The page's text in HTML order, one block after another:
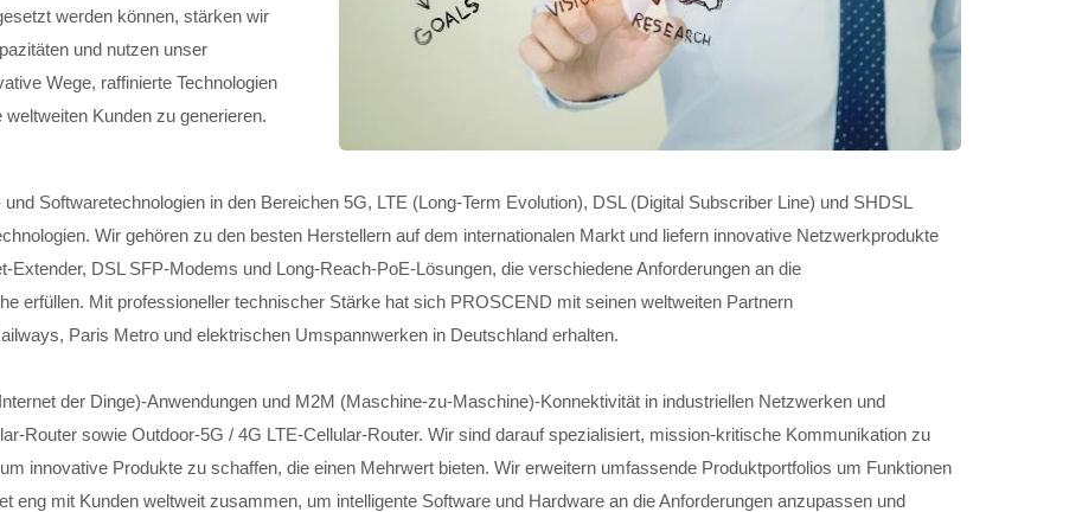
werden können, stärken wir
und nutzen unser
Wege, raffinierte Technologien
Kunden zu generieren.
Softwaretechnologien in den Bereichen 5G, LTE (Long-Term Evolution), DSL (Digital Subscriber Line) und SHDSL
Wir gehören zu den besten Herstellern auf dem internationalen Markt und liefern innovative Netzwerkprodukte
Extender, DSL SFP-Modems und Long-Reach-PoE-Lösungen, die verschiedene Anforderungen an die
erfüllen. Mit professioneller technischer Stärke hat sich PROSCEND mit seinen weltweiten Partnern
Paris Metro und elektrischen Umspannwerken in Deutschland erhalten.
der Dinge)-Anwendungen und M2M (Maschine-zu-Maschine)-Konnektivität in industriellen Netzwerken und
Router sowie Outdoor-5G / 4G LTE-Cellular-Router. Wir sind darauf spezialisiert, mission-kritische Kommunikation zu
innovative Produkte zu schaffen, die einen Mehrwert bieten. Wir erweitern umfassende Produktportfolios um Funktionen
eng mit Kunden weltweit zusammen, um intelligente Software und Hardware an die Anforderungen anzupassen und